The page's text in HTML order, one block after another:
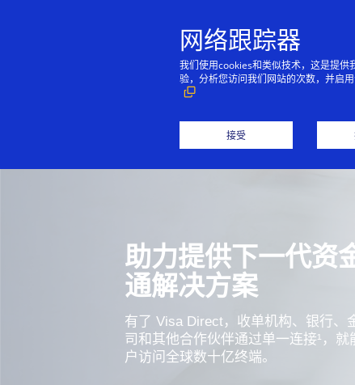
助力提供下一代资
通解决方案
有了 Visa Direct，收单机构、银行、
司和其他合作伙伴通过单一连接¹，就
户访问全球数十亿终端。
网络跟踪器
我们使用cookies和类似技术，这是提供
验，分析您访问我们网站的次数，并启
接受